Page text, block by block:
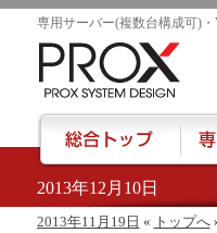
2013年12月10日
専用サーバー(複数台構成可)
2013年11月19日 « トップへ
href="/">